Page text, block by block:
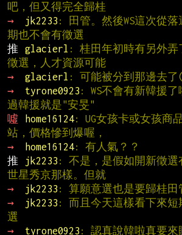
吧，但又得完全歸桂
→
jk2233 : 田管。然後WS這次從
期也不會有徵選
推
glacierl : 桂田年初時有另外弄
徵選，人才資源可能
→
glacierl : 可能被分到那邊去了
→
tyrone0923 : WS不會有新韓援
過韓援就是"安旻"
噓
home16124: UG女孩卡或女孩商
站，價格慘到爆喔，
→
home16124: 有人氣？？
推
jk2233 : 不是，是假如開新徵選
世星秀京那樣。但就
→
jk2233 : 算願意選也是要歸桂田
→
jk2233 : 而且今天這樣看下來短
選
→
tyrone0923 : 認真說韓啦真要來